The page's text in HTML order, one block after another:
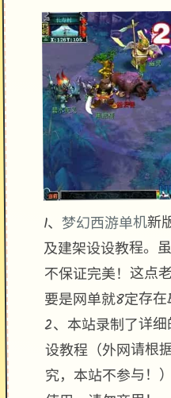
1、梦幻西游单机新
及建架设设教程。
不保证完美！这点
要是网单就8定存
2、本站录制了详
设教程（外网请根
究，本站不参与！